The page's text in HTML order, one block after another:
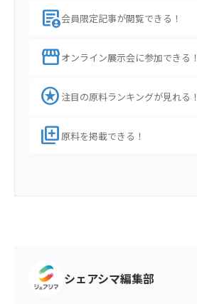
demography会員限定記事が閲覧できる！
storefrontオンライン展示会に参加できる！
stars 注目の原料ランキングが見れる！
library_add 原料を掲載できる！
シェアシマ編集部